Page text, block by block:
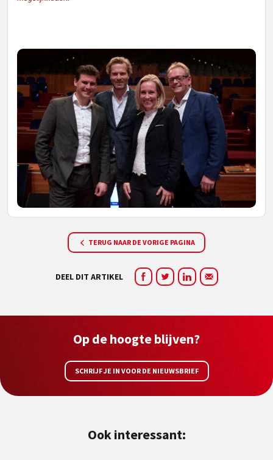
TERUG NAAR DE VORIGE PAGINA
DEEL DIT ARTIKEL
Op de hoogte blijven?
SCHRIJF JE IN VOOR DE NIEUWSBRIEF
Ook interessant: